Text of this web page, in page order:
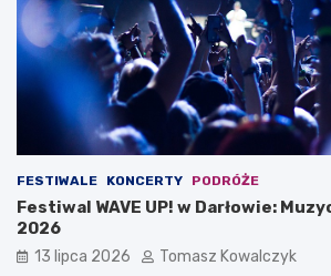
FESTIWALE KONCERTY PODRÓŻE
Festiwal WAVE UP! w Darłowie:
2026
13 lipca 2026 Tomasz Kowalczyk